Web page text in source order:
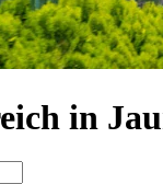
in